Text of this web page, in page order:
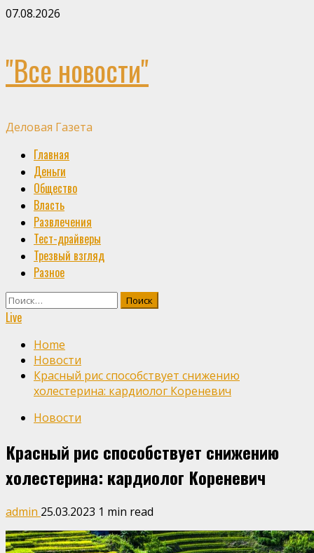
Skip
07.08.2026
"Все новости"
Деловая Газета
Primary
Menu
Главная
Деньги
Общество
Власть
Развлечения
Тест-драйверы
Трезвый взгляд
Разное
Найти:
Live
Home
Новости
Красный рис способствует снижению
холестерина: кардиолог Кореневич
Новости
Красный рис способствует снижению
холестерина: кардиолог Кореневич
admin 25.03.2023 1 min read